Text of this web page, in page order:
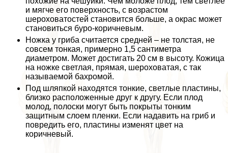
и мягче его поверхность, с возрастом
шероховатостей становится больше, а окрас может
становиться буро-коричневым.
Ножка у гриба считается средней – не толстая, не
совсем тонкая, примерно 1,5 сантиметра
диаметром. Может достигать 20 см в высоту. Кожица
на ножке светлая, прямая, шероховатая, с так
называемой бахромой.
Под шляпкой находятся тонкие, светлые пластины,
близко расположенные друг к другу. Если плод
молод, полоски могут быть покрыты тонким
защитным слоем пленки. Если надавить на гриб и
повредить его, пластины изменят цвет на
коричневый.